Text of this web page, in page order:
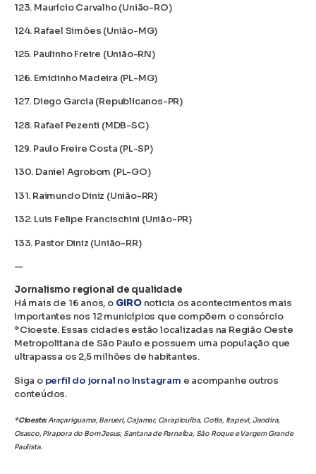
123. Maurício Carvalho (União-RO)
124. Rafael Simões (União-MG)
125. Paulinho Freire (União-RN)
126. Emidinho Madeira (PL-MG)
127. Diego Garcia (Republicanos-PR)
128. Rafael Pezenti (MDB-SC)
129. Paulo Freire Costa (PL-SP)
130. Daniel Agrobom (PL-GO)
131. Raimundo Diniz (União-RR)
132. Luis Felipe Francischini (União-PR)
133. Pastor Diniz (União-RR)
—
Jornalismo regional de qualidade
Há mais de 16 anos, o GIROnoticia os acontecimentos mais
importantes nos 12 municípios que compõem o consórcio
*Cioeste. Essas cidades estão localizadas na Região Oeste
Metropolitana de São Paulo e possuem uma população que
ultrapassa os 2,5 milhões de habitantes.
Siga o perfil do jornal no Instagram e acompanhe outros
conteúdos.
*Cioeste:Araçariguama, Barueri, Cajamar, Carapicuíba, Cotia, Itapevi, Jandira,
Osasco, Pirapora do Bom Jesus, Santana de Parnaíba, São Roque e Vargem Grande
Paulista.